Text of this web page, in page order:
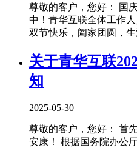
尊敬的客户，您好： 国
中！青华互联全体工作
双节快乐，阖家团圆，生
关于青华互联
知
2025-05-30
尊敬的客户，您好： 首
安康！ 根据国务院办公